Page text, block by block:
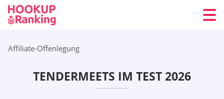
Affiliate-Offenlegung
TENDERMEETS IM TEST 2026